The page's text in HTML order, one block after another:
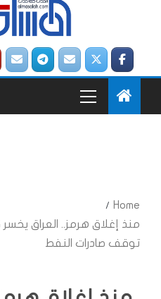
Home
توقف صادرات النفط